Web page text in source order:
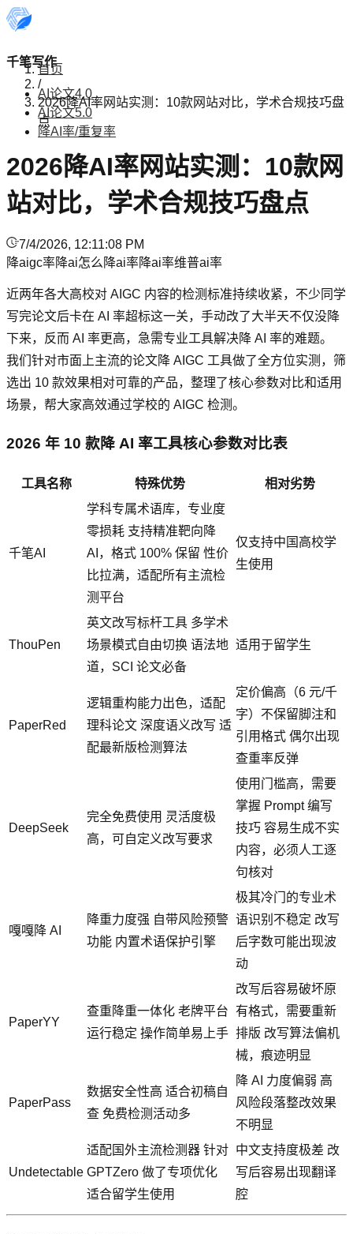
千笔写作
AI论文4.0
AI论文5.0
降AI率/重复率
首页
/
2026降AI率网站实测：10款网站对比，学术合规技巧盘
点
2026降AI率网站实测：10款网
站对比，学术合规技巧盘点
7/4/2026, 12:11:08 PM
降aigc率降ai怎么降ai率降ai率维普ai率
近两年各大高校对 AIGC 内容的检测标准持续收紧，不少同学
写完论文后卡在 AI 率超标这一关，手动改了大半天不仅没降
下来，反而 AI 率更高，急需专业工具解决降 AI 率的难题。
我们针对市面上主流的论文降 AIGC 工具做了全方位实测，筛
选出 10 款效果相对可靠的产品，整理了核心参数对比和适用
场景，帮大家高效通过学校的 AIGC 检测。
2026 年 10 款降 AI 率工具核心参数对比表
工具名称 特殊优势 相对劣势
千笔AI
学科专属术语库，专业度
零损耗 支持精准靶向降
AI，格式 100% 保留 性价
比拉满，适配所有主流检
测平台
仅支持中国高校学
生使用
ThouPen
英文改写标杆工具 多学术
场景模式自由切换 语法地
道，SCI 论文必备
适用于留学生
PaperRed
逻辑重构能力出色，适配
理科论文 深度语义改写 适
配最新版检测算法
定价偏高（6 元/千
字）不保留脚注和
引用格式 偶尔出现
查重率反弹
DeepSeek
完全免费使用 灵活度极
高，可自定义改写要求
使用门槛高，需要
掌握 Prompt 编写
技巧 容易生成不实
内容，必须人工逐
句核对
嘎嘎降 AI
降重力度强 自带风险预警
功能 内置术语保护引擎
极其冷门的专业术
语识别不稳定 改写
后字数可能出现波
动
PaperYY
查重降重一体化 老牌平台
运行稳定 操作简单易上手
改写后容易破坏原
有格式，需要重新
排版 改写算法偏机
械，痕迹明显
PaperPass
数据安全性高 适合初稿自
查 免费检测活动多
降 AI 力度偏弱 高
风险段落整改效果
不明显
Undetectable
适配国外主流检测器 针对
GPTZero 做了专项优化
适合留学生使用
中文支持度极差 改
写后容易出现翻译
腔